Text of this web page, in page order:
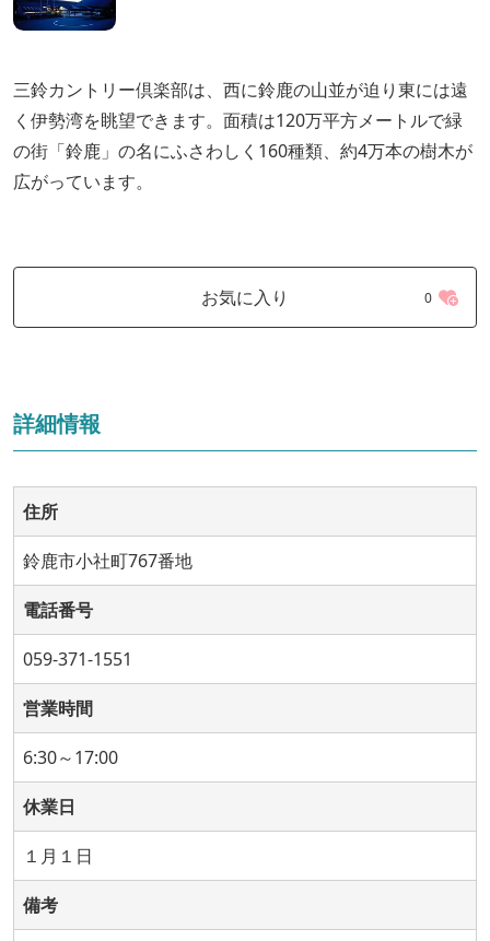
三鈴カントリー倶楽部は、西に鈴鹿の山並が迫り東には遠
く伊勢湾を眺望できます。面積は120万平方メートルで緑
の街「鈴鹿」の名にふさわしく160種類、約4万本の樹木が
広がっています。
お気に入り 0
詳細情報
住所
鈴鹿市小社町767番地
電話番号
059-371-1551
営業時間
6:30～17:00
休業日
１月１日
備考